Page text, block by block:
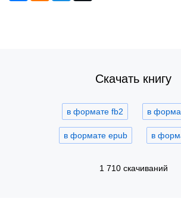
Скачать книгу
в формате fb2 в
в формате epub в
1 710 скачиваний